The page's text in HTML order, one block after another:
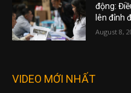
động:
lên đỉnh
August 8,
VIDEO MỚI NHẤT